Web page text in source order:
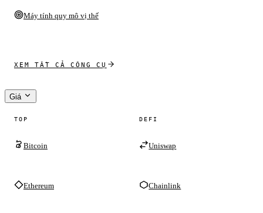
Máy tính quy mô vị thế
XEM TẤT CẢ CÔNG CỤ
Giá
TOP
Bitcoin
Ethereum
DEFI
Uniswap
Chainlink